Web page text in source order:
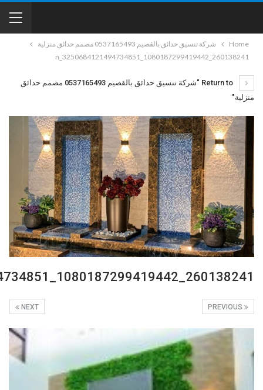
Home
شركة تنسيق حدائق بالقصيم 0537165493 مصمم حدائق منزلية
260138241_1080187299419442_3250684121494734851_n
Return to "شركة تنسيق حدائق بالقصيم 0537165493 مصمم حدائق
منزلية"
260138241_1080187299419442_3250684121494734851_n
NEXT